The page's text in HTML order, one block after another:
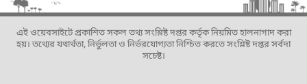
এই ওয়েবসাইটে প্রকাশিত সকল তথ্য সংশ্লিষ্ট দপ্তর কর্তৃক নিয়মিত হালনাগাদ করা
হয়। তথ্যের যথার্থতা, নির্ভুলতা ও নির্ভরযোগ্যতা নিশ্চিত করতে সংশ্লিষ্ট দপ্তর সর্বদা
সচেষ্ট।